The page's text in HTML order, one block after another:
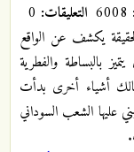
التعليقات:
يكشف عن الواقع
بالبساطة والفطرية
أشياء أخرى بدأت
عليها الشعب السوداني